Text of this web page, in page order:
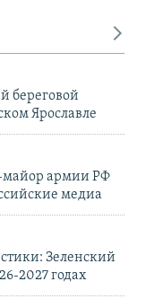
береговой
Ярославле
майор армии РФ
медиа
Зеленский
2027 годах